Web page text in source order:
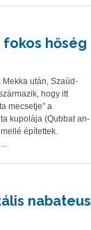
fokos hőség
után, Szaúd-
hogy itt
mecsetje” a
kupolája (Qubbat an-
építettek.
nabateus